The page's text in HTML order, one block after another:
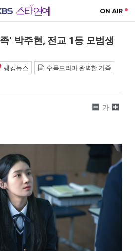
' 박주현, 전교 1등 모범생
랭킹뉴스
수목드라마 완벽한 가족
가